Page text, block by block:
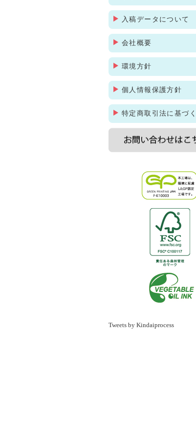
入稿データについて
会社概要
環境方針
個人情報保護方針
特定商取引法に基づ
Tweets by Kindaiprocess